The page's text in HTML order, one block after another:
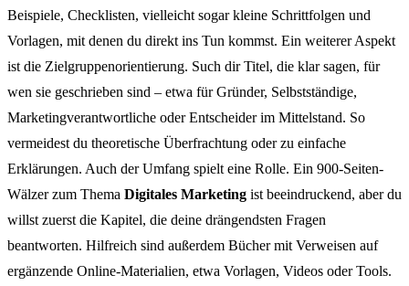
Beispiele, Checklisten, vielleicht sogar kleine Schrittfolgen und
Vorlagen, mit denen du direkt ins Tun kommst. Ein weiterer Aspekt
ist die Zielgruppenorientierung. Such dir Titel, die klar sagen, für
wen sie geschrieben sind – etwa für Gründer, Selbstständige,
Marketingverantwortliche oder Entscheider im Mittelstand. So
vermeidest du theoretische Überfrachtung oder zu einfache
Erklärungen. Auch der Umfang spielt eine Rolle. Ein 900-Seiten-
Wälzer zum Thema Digitales Marketing ist beeindruckend, aber du
willst zuerst die Kapitel, die deine drängendsten Fragen
beantworten. Hilfreich sind außerdem Bücher mit Verweisen auf
ergänzende Online-Materialien, etwa Vorlagen, Videos oder Tools.